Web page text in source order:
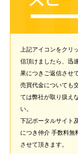
上記アイコンをクリ
信頂けましたら、迅
果につきご返信させ
売買代金についても
ては弊社が取り扱え
い。
下記ポータルサイト
につき仲介 手数料無
させて頂きます。